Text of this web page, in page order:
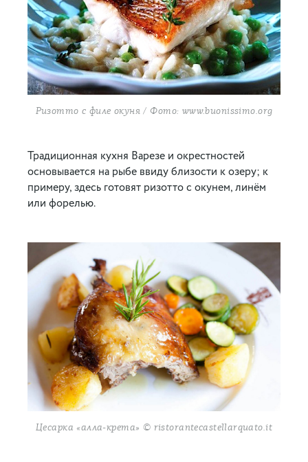
Ризотто с филе окуня / Фото: www.buonissimo.org
Традиционная кухня Варезе и окрестностей
основывается на рыбе ввиду близости к озеру; к
примеру, здесь готовят ризотто с окунем, линём
или форелью.
Цесарка «алла-крета» © ristorantecastellarquato.it